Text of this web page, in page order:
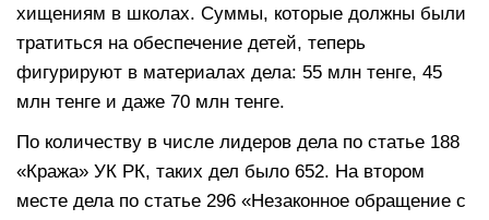
хищениям в школах. Суммы, которые должны были
тратиться на обеспечение детей, теперь
фигурируют в материалах дела: 55 млн тенге, 45
млн тенге и даже 70 млн тенге.
По количеству в числе лидеров дела по статье 188
«Кража» УК РК, таких дел было 652. На втором
месте дела по статье 296 «Незаконное обращение с